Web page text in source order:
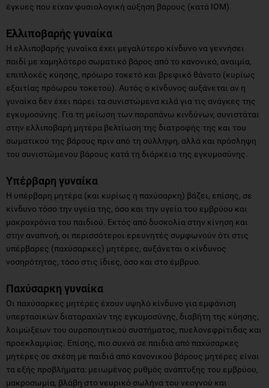
έγκυες που είχαν φυσιολογική αύξηση βάρους (κατά ΙΟΜ).
Ελλιποβαρής γυναίκα
Η ελλιποβαρής γυναίκα έχει μεγαλύτερο κίνδυνο να γεννήσει
παιδί με χαμηλότερο σωματικό βάρος από το κανονικό, αναιμία,
επιπλοκές κύησης, πρόωρο τοκετό και βρεφικό θάνατο (κυρίως
εξαιτίας πρόωρου τοκετού). Αυτός ο κίνδυνος αυξάνεται αν η
γυναίκα δεν έχει πάρει τα συνιστώμενα κιλά για τις ανάγκες της
εγκυμοσύνης. Για τη μείωση των παραπάνω κινδύνων, συνιστάται
στην ελλιποβαρή μητέρα βελτίωση της διατροφής της και του
σωματικού της βάρους πριν από τη σύλληψη, αλλά και πρόσληψη
του συνιστώμενου βάρους κατά τη διάρκεια της εγκυμοσύνης.
Υπέρβαρη γυναίκα
Η υπέρβαρη μητέρα (και κυρίως η παχύσαρκη) βάζει, επίσης, σε
κίνδυνο τόσο την υγεία της, όσο και την υγεία του εμβρύου και
μακροχρόνια του παιδιού. Εκτός από δυσκολία στην κίνηση και
στην αναπνοή, οι περισσότεροι ερευνητές συμφωνούν ότι στις
υπέρβαρες (παχύσαρκες) μητέρες, αυξάνεται ο κίνδυνος
νοσηρότητας, τόσο στις ίδιες, όσο και στο έμβρυο.
Παχύσαρκη γυναίκα
Οι παχύσαρκες μητέρες έχουν υψηλό κίνδυνο για εμφάνιση
υπερτασικών διαταραχών της εγκυμοσύνης, διαβήτη της κύησης,
λοιμώξεων του ουροποιητικού συστήματος, πυελονεφρίτιδας και
προεκλαμψίας. Επίσης, πιο συχνά σε παιδιά από παχύσαρκες
μητέρες σε σχέση με παιδιά από κανονικού βάρους μητέρες είναι
τα εξής προβλήματα: μειωμένος ρυθμός ανάπτυξης του εμβρύου,
μακροσωμία, βλάβη στο νευρικό σωλήνα του νεογνού και